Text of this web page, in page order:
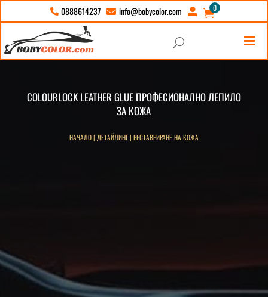
 0888614237  info@bobycolor.com  
0

U
COLOURLOCK LEATHER GLUE ПРОФЕСИОНАЛНО ЛЕПИЛО
ЗА КОЖА
НАЧАЛО| ДЕТАЙЛИНГ| РЕСТАВРИРАНЕ НА КОЖА